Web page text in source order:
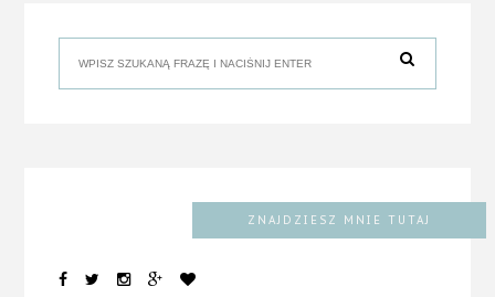
ZNAJDZIESZ MNIE TUTAJ